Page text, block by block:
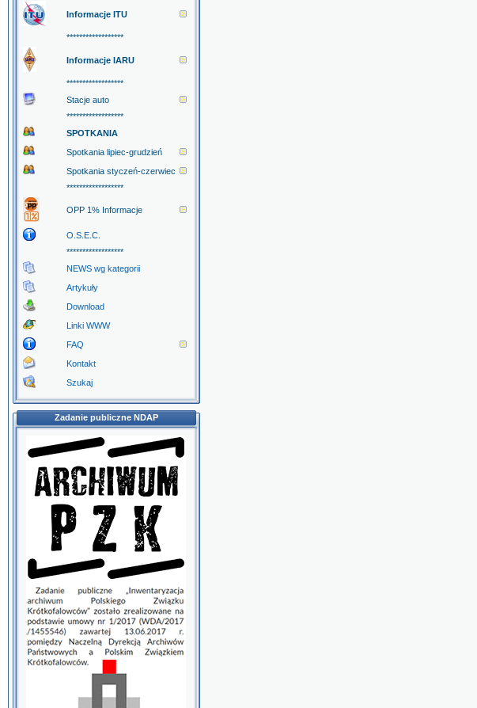
Informacje ITU
******************
Informacje IARU
******************
Stacje auto
******************
SPOTKANIA
Spotkania lipiec-grudzień
Spotkania styczeń-czerwiec
******************
OPP 1% Informacje
O.S.E.C.
******************
NEWS wg kategorii
Artykuły
Download
Linki WWW
FAQ
Kontakt
Szukaj
Zadanie publiczne NDAP